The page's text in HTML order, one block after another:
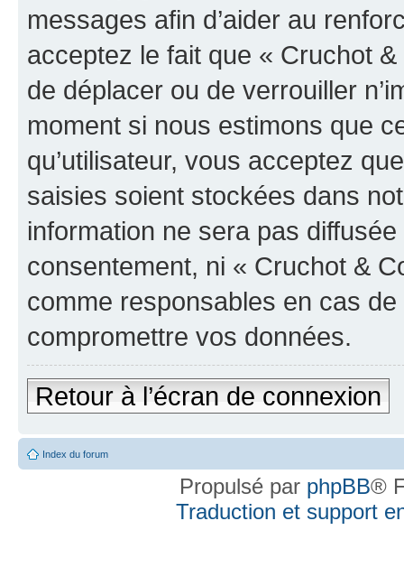
messages afin d’aider au
acceptez le fait que « Cruchot
de déplacer ou de verrouiller
moment si nous estimons que
qu’utilisateur, vous acceptez
saisies soient stockées dans
information ne sera pas
consentement, ni « Cruchot &
comme responsables en cas
compromettre vos données.
Retour à l’écran de connexion
Index du forum
Propulsé par phpBB®
Traduction et support